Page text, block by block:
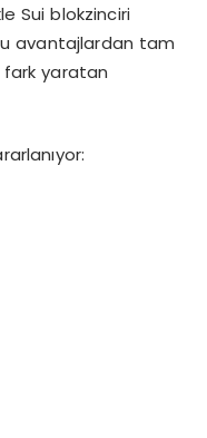
Sui blokzinciri
avantajlardan tam
fark yaratan